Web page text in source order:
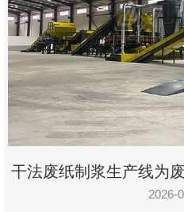
ICP
备
19020390
号-1
干法废纸制浆生产线为
保
2026-